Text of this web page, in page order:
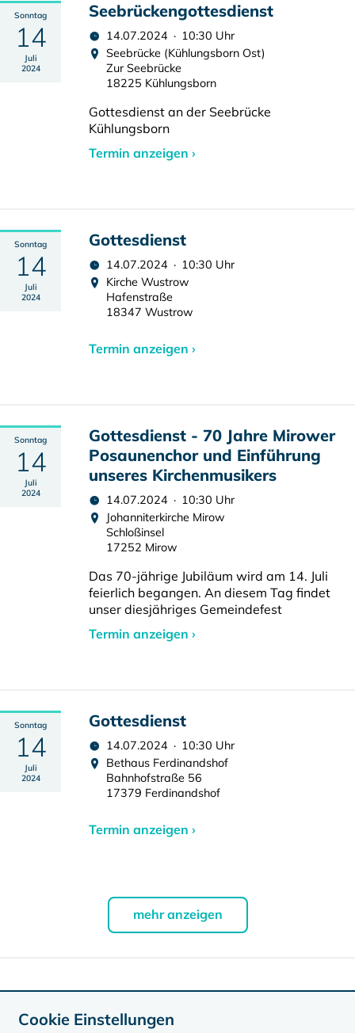
Sonntag
14
Juli
2024
Seebrückengottesdienst
14.07.2024 · 10:30 Uhr
Seebrücke (Kühlungsborn Ost)
Zur Seebrücke
18225 Kühlungsborn
Gottesdienst an der Seebrücke
Kühlungsborn
Termin anzeigen ›
Sonntag
14
Juli
2024
Gottesdienst
14.07.2024 · 10:30 Uhr
Kirche Wustrow
Hafenstraße
18347 Wustrow
Termin anzeigen ›
Sonntag
14
Juli
2024
Gottesdienst - 70 Jahre Mirower
Posaunenchor und Einführung
unseres Kirchenmusikers
14.07.2024 · 10:30 Uhr
Johanniterkirche Mirow
Schloßinsel
17252 Mirow
Das 70-jährige Jubiläum wird am 14. Juli
feierlich begangen. An diesem Tag findet
unser diesjähriges Gemeindefest
Termin anzeigen ›
Sonntag
14
Juli
2024
Gottesdienst
14.07.2024 · 10:30 Uhr
Bethaus Ferdinandshof
Bahnhofstraße 56
17379 Ferdinandshof
Termin anzeigen ›
mehr anzeigen
Cookie Einstellungen